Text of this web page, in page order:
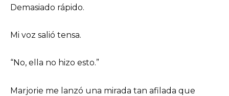
Demasiado rápido.
Mi voz salió tensa.
“No, ella no hizo esto.”
Marjorie me lanzó una mirada tan afilada que